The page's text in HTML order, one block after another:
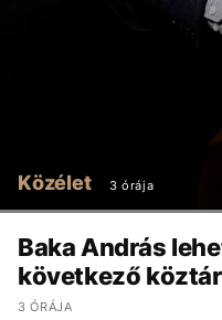
Közélet 3 órája
Baka András
következő
3 ÓRÁJA